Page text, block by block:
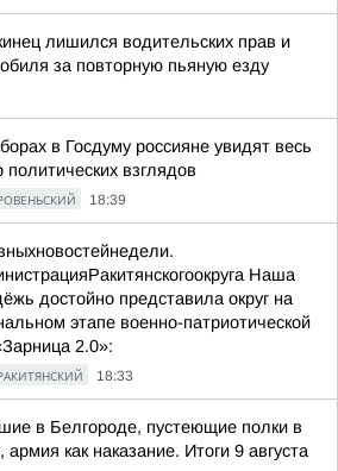
лишился водительских прав и
за повторную пьяную езду
в Госдуму россияне увидят весь
политических взглядов
18:39
Наша
достойно представила округ на
этапе военно-патриотической
2.0»:
18:33
в Белгороде, пустеющие полки в
армия как наказание. Итоги 9 августа